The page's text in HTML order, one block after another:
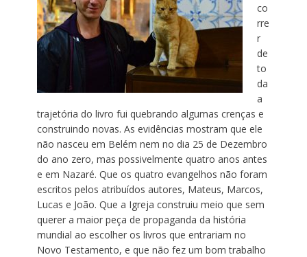
co
rre
r
de
to
da
a
trajetória do livro fui quebrando algumas crenças e
construindo novas. As evidências mostram que ele
não nasceu em Belém nem no dia 25 de Dezembro
do ano zero, mas possivelmente quatro anos antes
e em Nazaré. Que os quatro evangelhos não foram
escritos pelos atribuídos autores, Mateus, Marcos,
Lucas e João. Que a Igreja construiu meio que sem
querer a maior peça de propaganda da história
mundial ao escolher os livros que entrariam no
Novo Testamento, e que não fez um bom trabalho